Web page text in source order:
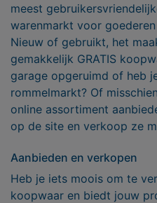
meest
warenmarkt voor
Nieuw of gebruikt, het
gemakkelijk GRATIS
garage opgeruimd of heb
rommelmarkt? Of
online assortiment
op de site en verkoop ze
Aanbieden en verkopen
Heb je iets moois om te
koopwaar en biedt jouw